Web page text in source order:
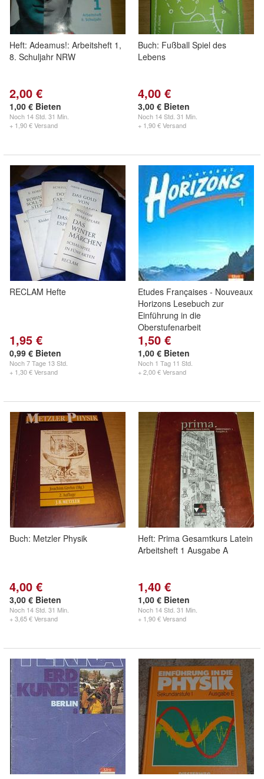
Heft: Adeamus!: Arbeitsheft 1,
8. Schuljahr NRW
2,00 €
1,00 € Bieten
Noch 14 Std. 31 Min.
+ 1,90 € Versand
Buch: Fußball Spiel des
Lebens
4,00 €
3,00 € Bieten
Noch 14 Std. 31 Min.
+ 1,90 € Versand
RECLAM Hefte
1,95 €
0,99 € Bieten
Noch7 Tage 13 Std.
+ 1,30 € Versand
Etudes Françaises - Nouveaux
Horizons Lesebuch zur
Einführung in die
Oberstufenarbeit
1,50 €
1,00 € Bieten
Noch 1 Tag 11 Std.
+ 2,00 € Versand
Buch: Metzler Physik
4,00 €
3,00 € Bieten
Noch 14 Std. 31 Min.
+ 3,65 € Versand
Heft: Prima Gesamtkurs Latein
Arbeitsheft 1 Ausgabe A
1,40 €
1,00 € Bieten
Noch 14 Std. 31 Min.
+ 1,90 € Versand